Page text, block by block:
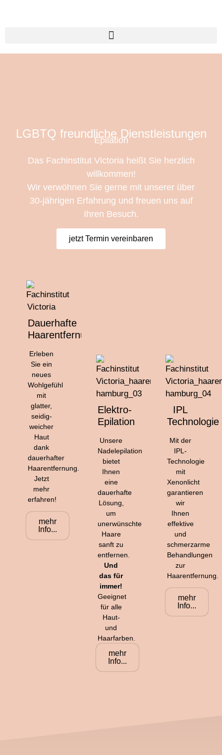
LGBTQ freundliche Dienstleistungen
Epilation
Das Fachinstitut Victoria heißt Sie herzlich
willkommen!
Wir verwöhnen Sie gerne mit unserer über
30-jährigen Erfahrung und freuen uns auf
Ihren Besuch.
jetzt Termin vereinbaren
Dauerhafte
Haarentfernung
Erleben
Sie ein
neues
Wohlgefühl
mit
glatter,
seidig-
weicher
Haut
dank
dauerhafter
Haarentfernung.
Jetzt
mehr
erfahren!
mehr
Info...
Elektro-
Epilation
Unsere
Nadelepilation
bietet
Ihnen
eine
dauerhafte
Lösung,
um
unerwünschte
Haare
sanft zu
entfernen.
Und
das für
immer!
Geeignet
für alle
Haut-
und
Haarfarben.
mehr
Info...
IPL
Technologie
Mit der
IPL-
Technologie
mit
Xenonlicht
garantieren
wir
Ihnen
effektive
und
schmerzarme
Behandlungen
zur
Haarentfernung.
mehr
Info...